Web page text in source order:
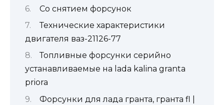
Со снятием форсунок
Технические характеристики
двигателя ваз-21126-77
Топливные форсунки серийно
устанавливаемые на lada kalina granta
priora
Форсунки для лада гранта, гранта fl |